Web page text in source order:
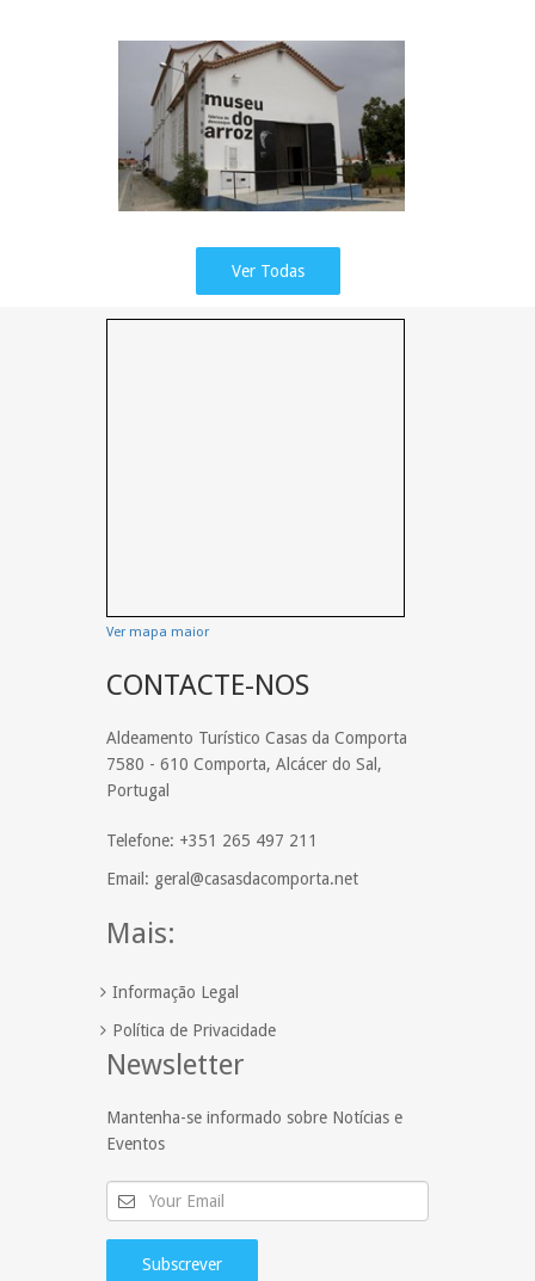
Ver Todas
Ver mapa maior
CONTACTE-NOS
Aldeamento Turístico Casas da Comporta
7580 - 610 Comporta, Alcácer do Sal,
Portugal
Telefone: +351 265 497 211
Email: geral@casasdacomporta.net
Mais:
Informação Legal
Política de Privacidade
Newsletter
Mantenha-se informado sobre Notícias e
Eventos
Subscrever